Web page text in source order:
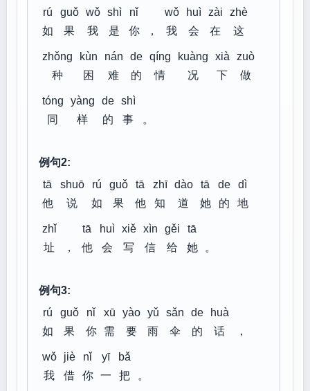
rú
如
guǒ
果
wǒ
我
shì
是
nǐ
你
，
wǒ
我
huì
会
zài
在
zhè
这
zhǒng
种
kùn
困
nán
难
de
的
qíng
情
kuàng
况
xià
下
zuò
做
tóng
同
yàng
样
de
的
shì
事
。
例句2:
tā
他
shuō
说
rú
如
guǒ
果
tā
他
zhī
知
dào
道
tā
她
de
的
dì
地
zhǐ
址
，
tā
他
huì
会
xiě
写
xìn
信
gěi
给
tā
她
。
例句3:
rú
如
guǒ
果
nǐ
你
xū
需
yào
要
yǔ
雨
sǎn
伞
de
的
huà
话
，
wǒ
我
jiè
借
nǐ
你
yī
一
bǎ
把
。